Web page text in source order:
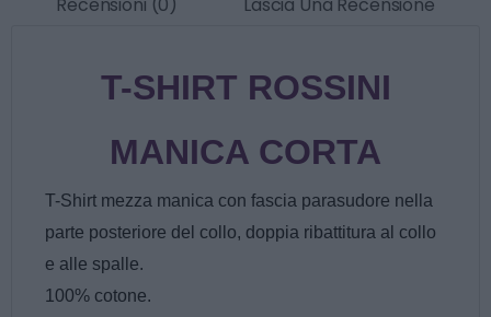
T-SHIRT ROSSINI
MANICA CORTA
T-Shirt mezza manica con fascia parasudore nella
parte posteriore del collo, doppia ribattitura al collo
e alle spalle.
100% cotone.